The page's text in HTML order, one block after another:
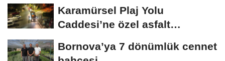
Karamürsel Plaj Yolu
Caddesi’ne özel asfalt
Bornova’ya 7 dönümlük cennet